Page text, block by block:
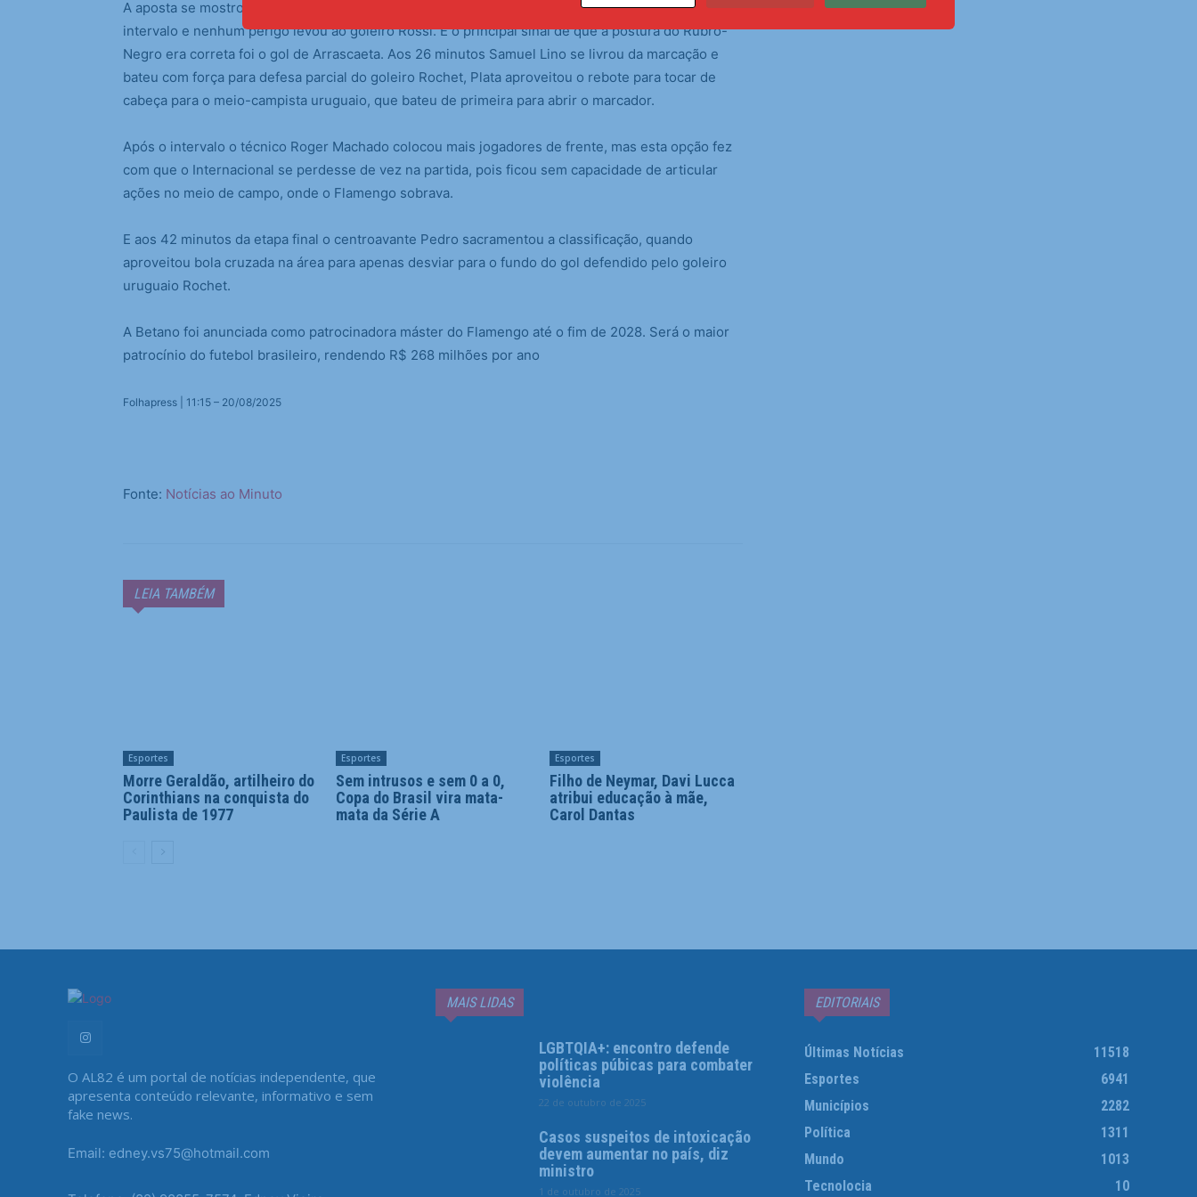
A aposta se mostrou acertada, pois o time de Roger Machado pouco tocou na bola antes do
intervalo e nenhum perigo levou ao goleiro Rossi. E o principal sinal de que a postura do Rubro-
Negro era correta foi o gol de Arrascaeta. Aos 26 minutos Samuel Lino se livrou da marcação e
bateu com força para defesa parcial do goleiro Rochet, Plata aproveitou o rebote para tocar de
cabeça para o meio-campista uruguaio, que bateu de primeira para abrir o marcador.
Após o intervalo o técnico Roger Machado colocou mais jogadores de frente, mas esta opção fez
com que o Internacional se perdesse de vez na partida, pois ficou sem capacidade de articular
ações no meio de campo, onde o Flamengo sobrava.
E aos 42 minutos da etapa final o centroavante Pedro sacramentou a classificação, quando
aproveitou bola cruzada na área para apenas desviar para o fundo do gol defendido pelo goleiro
uruguaio Rochet.
A Betano foi anunciada como patrocinadora máster do Flamengo até o fim de 2028. Será o maior
patrocínio do futebol brasileiro, rendendo R$ 268 milhões por ano
Folhapress | 11:15 – 20/08/2025
Fonte: Notícias ao Minuto
LEIA TAMBÉM
Esportes
Morre Geraldão, artilheiro do
Corinthians na conquista do
Paulista de 1977
Esportes
Sem intrusos e sem 0 a 0,
Copa do Brasil vira mata-
mata da Série A
Esportes
Filho de Neymar, Davi Lucca
atribui educação à mãe,
Carol Dantas
O AL82 é um portal de notícias independente, que
apresenta conteúdo relevante, informativo e sem
fake news.
Email: edney.vs75@hotmail.com
MAIS LIDAS
LGBTQIA+: encontro defende
políticas púbicas para combater
violência
22 de outubro de 2025
Casos suspeitos de intoxicação
devem aumentar no país, diz
ministro
1 de outubro de 2025
EDITORIAIS
Últimas Notícias
11518
Esportes
6941
Municípios
2282
Política
1311
Mundo
1013
Tecnolocia
10